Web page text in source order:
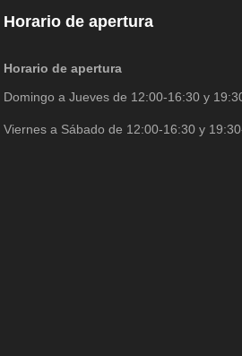
Horario de apertura
Horario de apertura
Domingo a Jueves de 12:00-16:30 y
Viernes a Sábado de 12:00-16:30 y